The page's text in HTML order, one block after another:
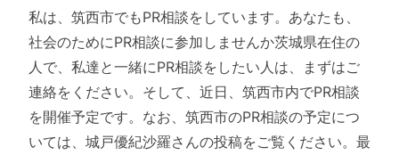
私は、筑西市でもPR相談をしています。あなたも、
社会のためにPR相談に参加しませんか茨城県在住の
人で、私達と一緒にPR相談をしたい人は、まずはご
連絡をください。そして、近日、筑西市内でPR相談
を開催予定です。なお、筑西市のPR相談の予定につ
いては、城戸優紀沙羅さんの投稿をご覧ください。最